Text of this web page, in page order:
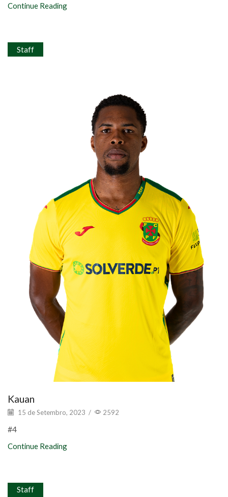
Continue Reading
Staff
Kauan
15 de Setembro, 2023 / 2592
#4
Continue Reading
Staff